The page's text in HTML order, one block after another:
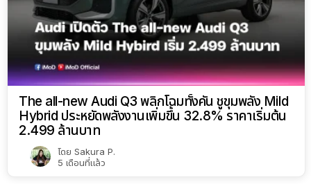
The all-new Audi Q3 พลิกโฉมทั้งคัน ชูขุมพลัง Mild
Hybrid ประหยัดพลังงานเพิ่มขึ้น 32.8% ราคาเริ่มต้น
2.499 ล้านบาท
โดย Sakura P.
5 เดือนที่แล้ว